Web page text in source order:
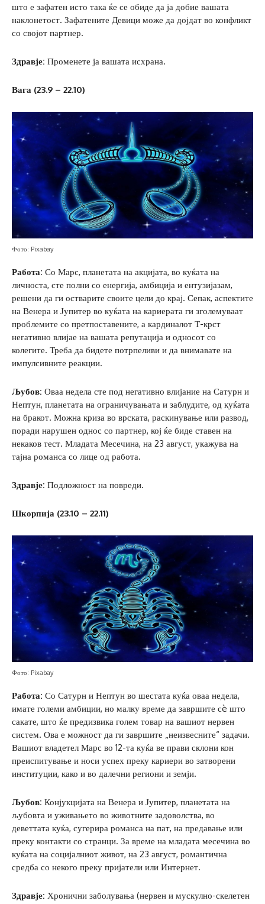
што е зафатен исто така ќе се обиде да ја добие вашата
наклонетост. Зафатените Девици може да дојдат во конфликт
со својот партнер.
Здравје: Променете ја вашата исхрана.
Вага (23.9 – 22.10)
Фото: Pixabay
Работа: Со Марс, планетата на акцијата, во куќата на
личноста, сте полни со енергија, амбиција и ентузијазам,
решени да ги остварите своите цели до крај. Сепак, аспектите
на Венера и Јупитер во куќата на кариерата ги зголемуваат
проблемите со претпоставените, а кардиналот Т-крст
негативно влијае на вашата репутација и односот со
колегите. Треба да бидете потрпеливи и да внимавате на
импулсивните реакции.
Љубов: Оваа недела сте под негативно влијание на Сатурн и
Нептун, планетата на ограничувањата и заблудите, од куќата
на бракот. Можна криза во врската, раскинување или развод,
поради нарушен однос со партнер, кој ќе биде ставен на
некаков тест. Младата Месечина, на 23 август, укажува на
тајна романса со лице од работа.
Здравје: Подложност на повреди.
Шкорпија (23.10 – 22.11)
Фото: Pixabay
Работа: Со Сатурн и Нептун во шестата куќа оваа недела,
имате големи амбиции, но малку време да завршите сè што
сакате, што ќе предизвика голем товар на вашиот нервен
систем. Ова е можност да ги завршите „неизвесните“ задачи.
Вашиот владетел Марс во 12-та куќа ве прави склони кон
преиспитување и носи успех преку кариери во затворени
институции, како и во далечни региони и земји.
Љубов: Конјукцијата на Венера и Јупитер, планетата на
љубовта и уживањето во животните задоволства, во
деветтата куќа, сугерира романса на пат, на предавање или
преку контакти со странци. За време на младата месечина во
куќата на социјалниот живот, на 23 август, романтична
средба со некого преку пријатели или Интернет.
Здравје: Хронични заболувања (нервен и мускулно-скелетен